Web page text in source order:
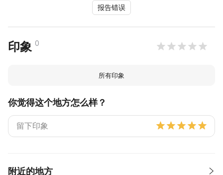
报告错误
印象 0
所有印象
你觉得这个地方怎么样？
附近的地方